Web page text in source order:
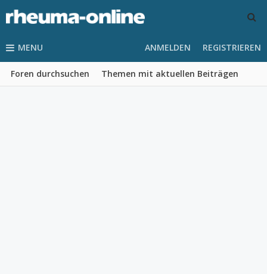
MENU
Foren durchsuchen Themen mit aktuellen Beiträgen
ANMELDEN REGISTRIEREN